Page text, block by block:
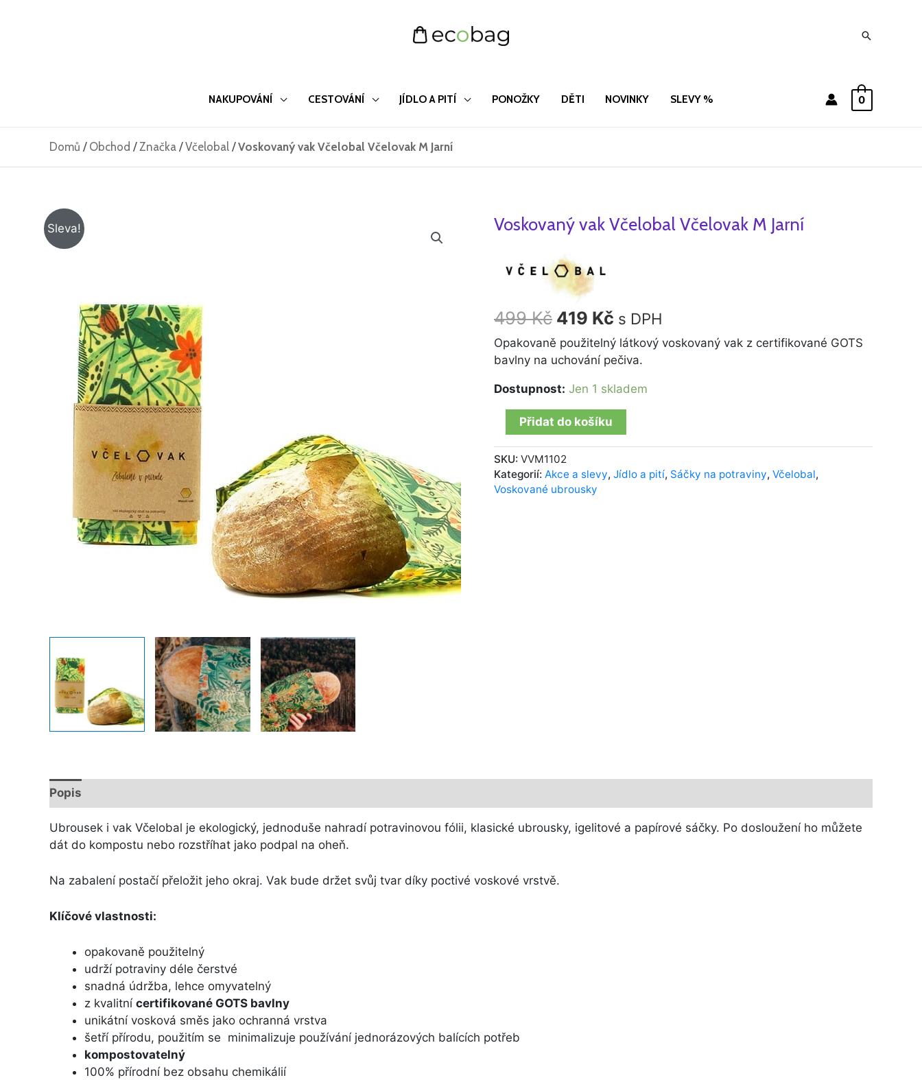
Hledat
NAKUPOVÁNÍ CESTOVÁNÍ JÍDLO A PITÍ PONOŽKY DĚTI NOVINKY SLEVY % 0
Domů / Obchod /Značka /Včelobal /Voskovaný vak Včelobal Včelovak M Jarní
Sleva! Voskovaný vak Včelobal Včelovak M Jarní
499Kč
Původní
cena
byla:
499 Kč.
419 Kč
Aktuální
s DPH
Opakovaně použitelný látkový voskovaný vak z certifikované GOTS
bavlny na uchování pečiva.
Dostupnost: Jen 1 skladem
Voskovaný
Včelovak
množství
Přidat do košíku
SKU: VVM1102
Kategorií: Akce a slevy, Jídlo a pití, Sáčky na potraviny, Včelobal,
Voskované ubrousky
Popis
Ubrousek i vak Včelobal je ekologický, jednoduše nahradí potravinovou fólii, klasické ubrousky, igelitové a papírové sáčky. Po dosloužení ho můžete
dát do kompostu nebo rozstříhat jako podpal na oheň.
Na zabalení postačí přeložit jeho okraj. Vak bude držet svůj tvar díky poctivé voskové vrstvě.
Klíčové vlastnosti:
opakovaně použitelný
udrží potraviny déle čerstvé
snadná údržba, lehce omyvatelný
z kvalitní certifikované GOTS bavlny
unikátní vosková směs jako ochranná vrstva
šetří přírodu, použitím se minimalizuje používání jednorázových balících potřeb
kompostovatelný
100% přírodní bez obsahu chemikálií